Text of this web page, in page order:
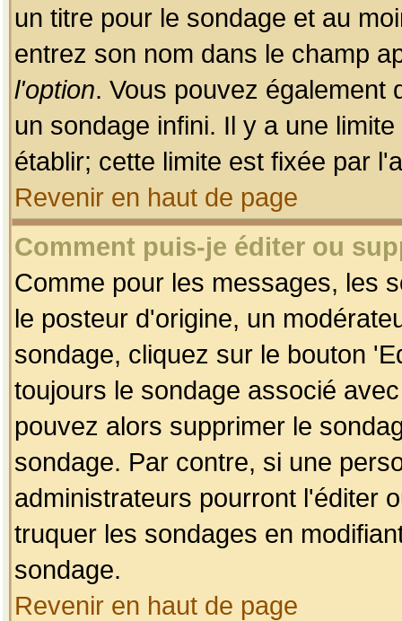
un titre pour le sondage et au
entrez son nom dans le champ
l'option. Vous pouvez également
un sondage infini. Il y a une
établir; cette limite est fixée par
Revenir en haut de page
Comment puis-je éditer ou
Comme pour les messages, les
le posteur d'origine, un
sondage, cliquez sur le bouton
toujours le sondage associé
pouvez alors supprimer le
sondage. Par contre, si une
administrateurs pourront l'éditer
truquer les sondages en
sondage.
Revenir en haut de page